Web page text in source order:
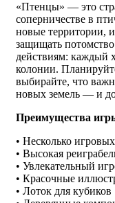
«Птенцы» — это
соперничестве в
новые территории,
защищать
действиям: каждый
колонии.
выбирайте, что
новых земель — и
Преимущества
• Несколько
• Высокая
• Увлекательный
• Красочные
• Лоток для кубиков